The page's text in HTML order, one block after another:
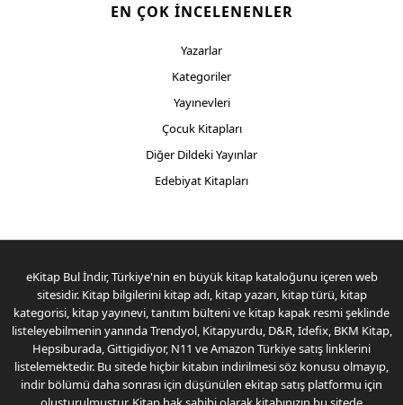
EN ÇOK İNCELENENLER
Yazarlar
Kategoriler
Yayınevleri
Çocuk Kitapları
Diğer Dildeki Yayınlar
Edebiyat Kitapları
eKitap Bul İndir, Türkiye'nin en büyük kitap kataloğunu içeren web
sitesidir. Kitap bilgilerini kitap adı, kitap yazarı, kitap türü, kitap
kategorisi, kitap yayınevi, tanıtım bülteni ve kitap kapak resmi şeklinde
listeleyebilmenin yanında Trendyol, Kitapyurdu, D&R, Idefix, BKM Kitap,
Hepsiburada, Gittigidiyor, N11 ve Amazon Türkiye satış linklerini
listelemektedir. Bu sitede hiçbir kitabın indirilmesi söz konusu olmayıp,
indir bölümü daha sonrası için düşünülen ekitap satış platformu için